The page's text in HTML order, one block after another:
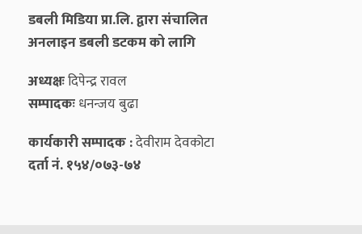
डबली मिडिया प्रा.लि. द्वारा संचालित
अनलाइन डबली डटकम को लागि
अध्यक्षःदिपेन्द्र रावल
सम्पादकःधनन्‍जय बुढा
कार्यकारी सम्पादक :देवीराम देवकोटा
दर्ता नं. १५४/०७३-७४